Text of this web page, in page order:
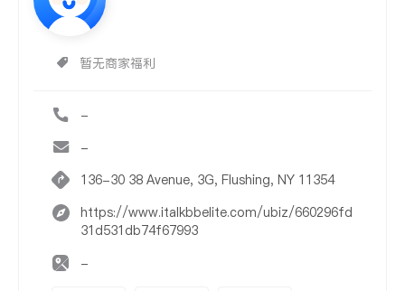
暂无商家福利
-
-
136-30 38 Avenue, 3G, Flushing, NY 11354
https://www.italkbbelite.com/ubiz/660296fd
31d531db74f67993
-